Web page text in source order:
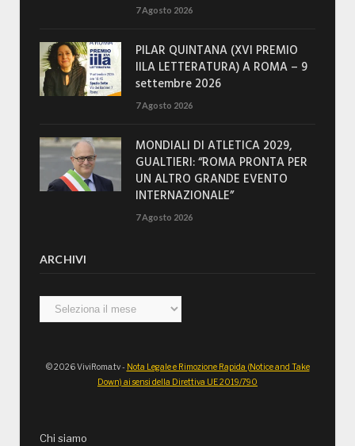
7 Agosto 2026
PILAR QUINTANA (XVI PREMIO
IILA LETTERATURA) A ROMA – 9
settembre 2026
7 Agosto 2026
MONDIALI DI ATLETICA 2029,
GUALTIERI: “ROMA PRONTA PER
UN ALTRO GRANDE EVENTO
INTERNAZIONALE”
7 Agosto 2026
ARCHIVI
Archivi
© 2026 ViviRoma.tv - Nota Legale e Rimozione Rapida (Notice and Take
Down) ai sensi della Direttiva UE 2019/790
Chi siamo